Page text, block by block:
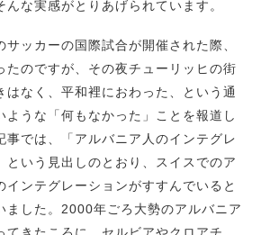
な実感がとりあげられています。
ッカーの国際試合が開催された際、
たのですが、その夜チューリッヒの街
はなく、平和裡におわった、という通
ような「何もなかった」ことを報道し
事では、「アルバニア人のインテグレ
という見出しのとおり、スイスでのア
インテグレーションがすすんでいると
ました。2000年ごろ大勢のアルバニア